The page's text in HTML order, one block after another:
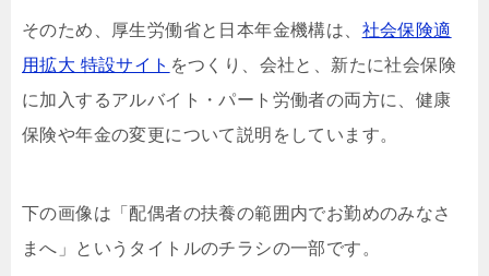
そのため、厚生労働省と日本年金機構は、 社会保険適
用拡大 特設サイト をつくり、会社と、新たに社会保険
に加入するアルバイト・パート労働者の両方に、健康
保険や年金の変更について説明をしています。
下の画像は「配偶者の扶養の範囲内でお勤めのみなさ
まへ」というタイトルのチラシの一部です。